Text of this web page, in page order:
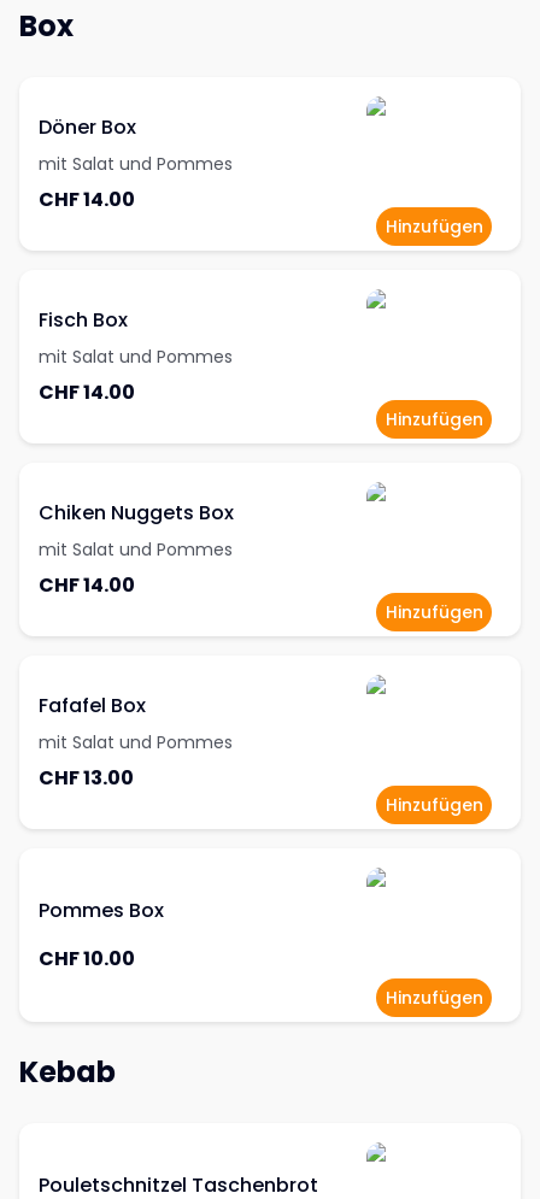
Box
Döner Box
mit Salat und Pommes
CHF 14.00
Hinzufügen
Fisch Box
mit Salat und Pommes
CHF 14.00
Hinzufügen
Chiken Nuggets Box
mit Salat und Pommes
CHF 14.00
Hinzufügen
Fafafel Box
mit Salat und Pommes
CHF 13.00
Hinzufügen
Pommes Box
CHF 10.00
Hinzufügen
Kebab
Pouletschnitzel Taschenbrot